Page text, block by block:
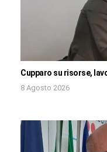
Cupparo su risorse,
8 Agosto 2026